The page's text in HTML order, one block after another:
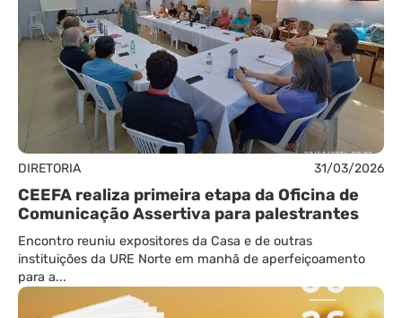
DIRETORIA 31/03/2026
CEEFA realiza primeira etapa da Oficina de
Comunicação Assertiva para palestrantes
Encontro reuniu expositores da Casa e de outras
instituições da URE Norte em manhã de aperfeiçoamento
para a...